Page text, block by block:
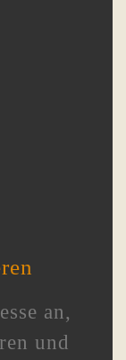
an,
und